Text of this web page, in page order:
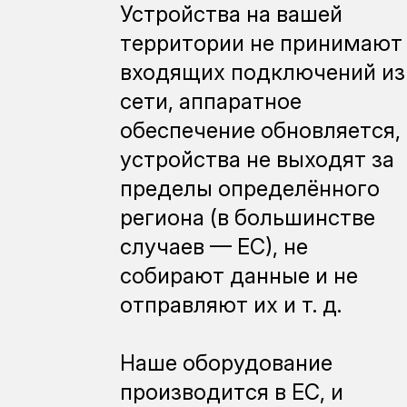
Устройства на вашей
территории не принимают
входящих подключений из
сети, аппаратное
обеспечение обновляется,
устройства не выходят за
пределы определённого
региона (в большинстве
случаев — ЕС), не
собирают данные и не
отправляют их и т. д.
Наше оборудование
производится в ЕС, и